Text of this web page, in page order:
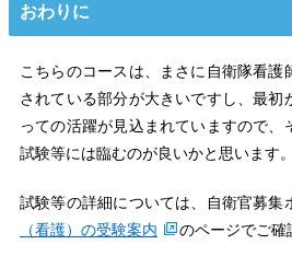
おわりに
こちらのコースは、まさに自衛隊看護
されている部分が大きいですし、最初
っての活躍が見込まれていますので、
試験等には臨むのが良いかと思います。
試験等の詳細については、自衛官募集
（看護）の受験案内
のページでご確